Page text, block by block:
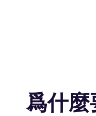
爲什麼